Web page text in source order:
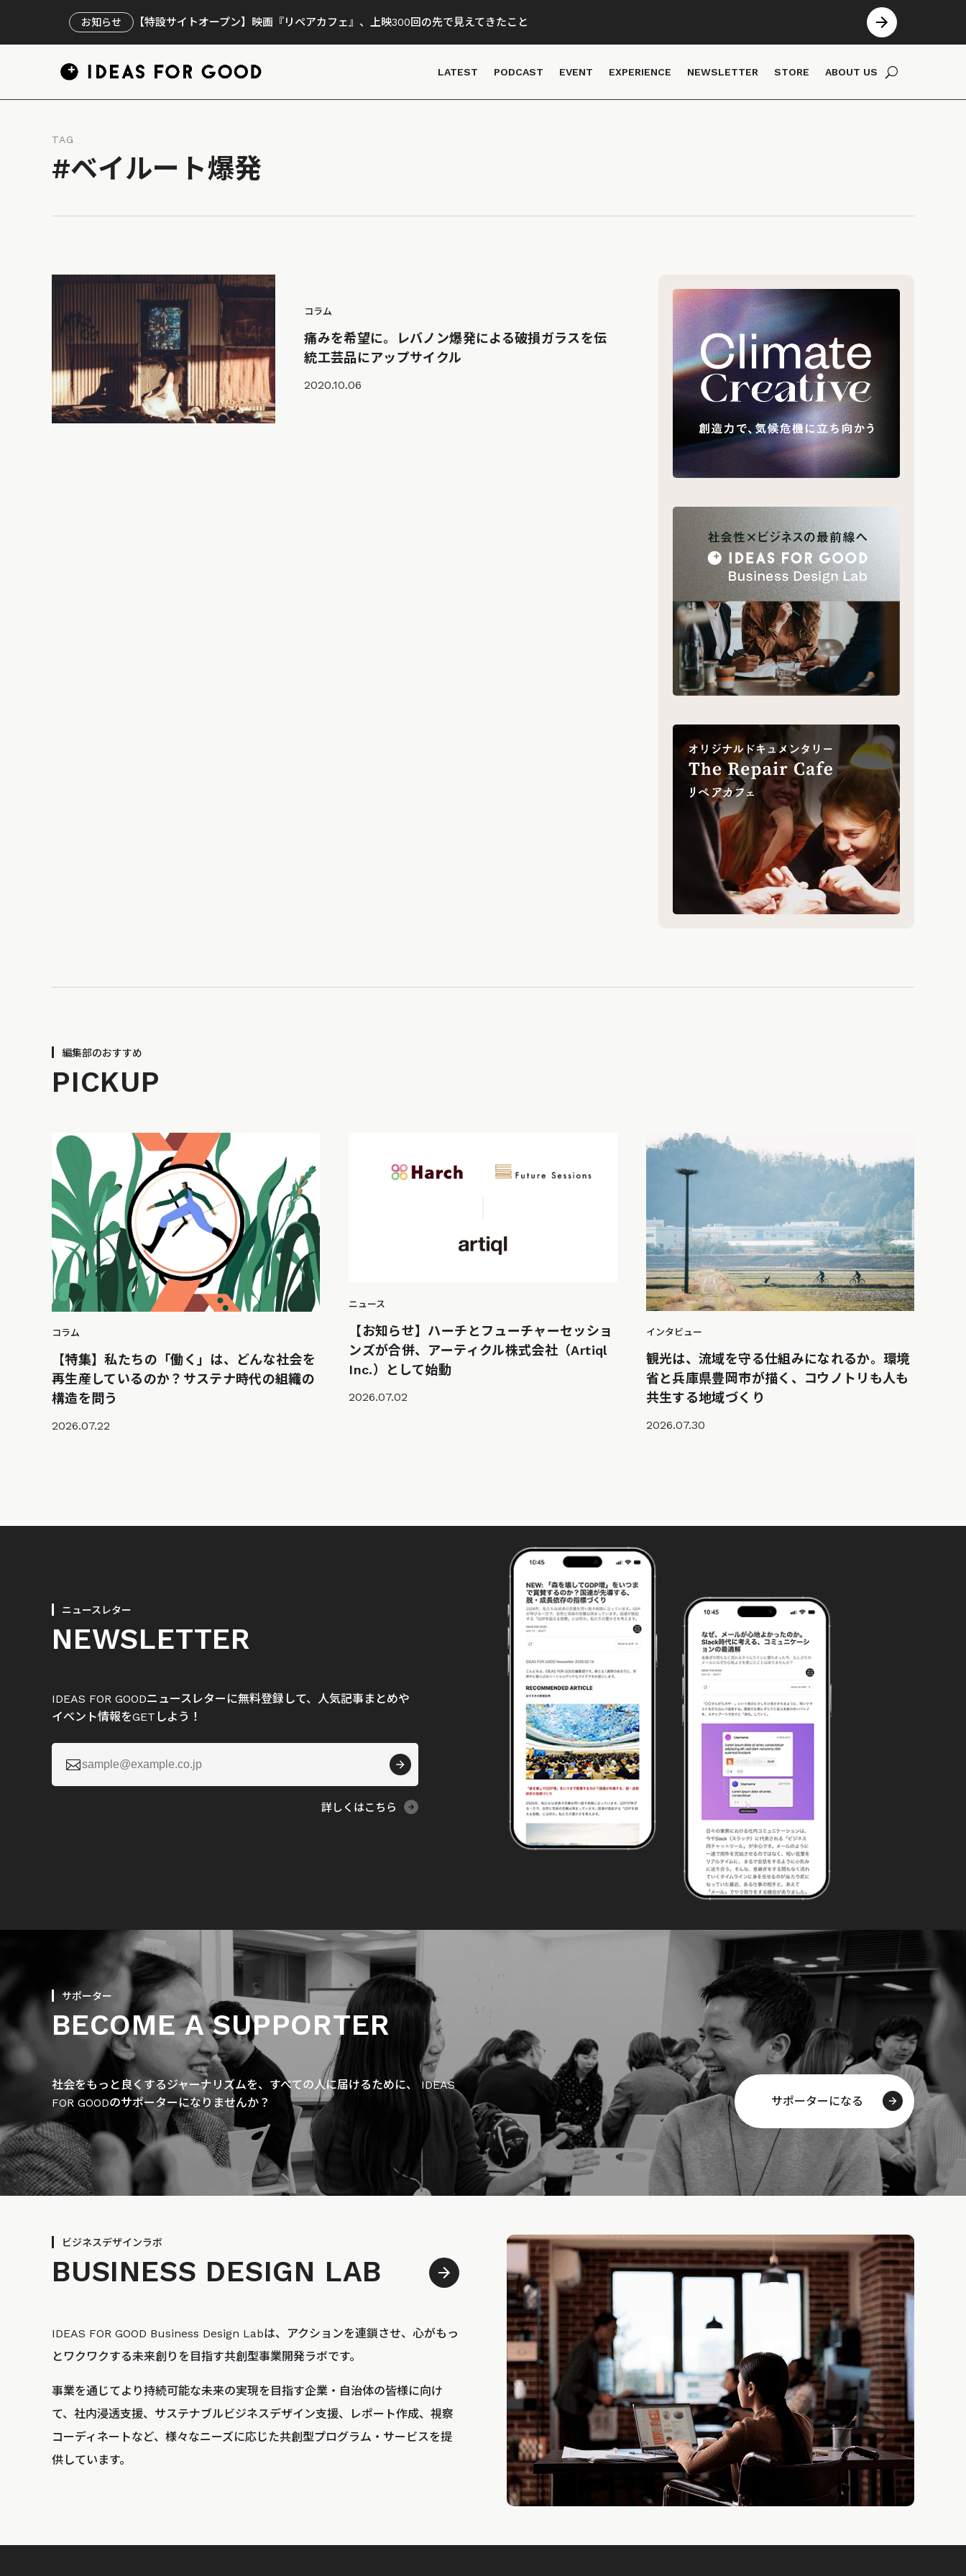
お知らせ 【特設サイトオープン】映画『リペアカフェ』、上映300回の先で見えてきたこと
LATEST PODCAST EVENT EXPERIENCE NEWSLETTER STORE ABOUT US
TAG
#ベイルート爆発
コラム
痛みを希望に。レバノン爆発による破損ガラスを伝
統工芸品にアップサイクル
2020.10.06
編集部のおすすめ
PICKUP
コラム
【特集】私たちの「働く」は、どんな社会を
再生産しているのか？サステナ時代の組織の
構造を問う
2026.07.22
ニュース
【お知らせ】ハーチとフューチャーセッショ
ンズが合併、アーティクル株式会社（Artiql
Inc.）として始動
2026.07.02
インタビュー
観光は、流域を守る仕組みになれるか。環境
省と兵庫県豊岡市が描く、コウノトリも人も
共生する地域づくり
2026.07.30
ニュースレター
NEWSLETTER
IDEAS FOR GOODニュースレターに無料登録して、人気記事まとめや
イベント情報をGETしよう！

詳しくはこちら
サポーター
BECOME A SUPPORTER
社会をもっと良くするジャーナリズムを、すべての人に届けるために、 IDEAS
FOR GOODのサポーターになりませんか？
サポーターになる
ビジネスデザインラボ
BUSINESS DESIGN LAB
IDEAS FOR GOOD Business Design Labは、アクションを連鎖させ、心がもっ
とワクワクする未来創りを目指す共創型事業開発ラボです。
事業を通じてより持続可能な未来の実現を目指す企業・自治体の皆様に向け
て、社内浸透支援、サステナブルビジネスデザイン支援、レポート作成、視察
コーディネートなど、様々なニーズに応じた共創型プログラム・サービスを提
供しています。